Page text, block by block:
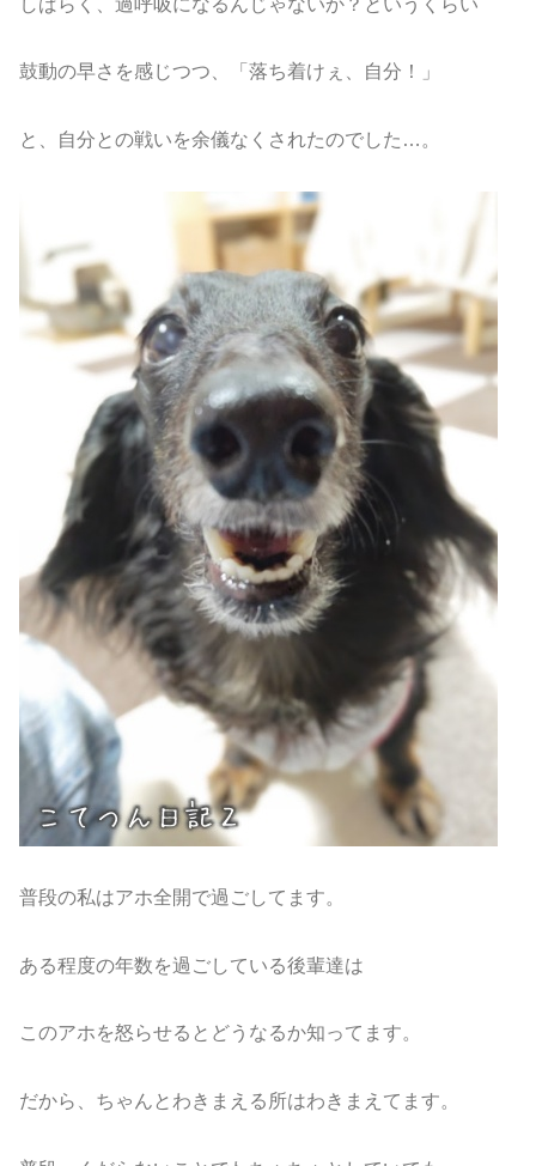
鼓動の早さを感じつつ、「落ち着けぇ、自分！」
と、自分との戦いを余儀なくされたのでした…。
普段の私はアホ全開で過ごしてます。
ある程度の年数を過ごしている後輩達は
このアホを怒らせるとどうなるか知ってます。
だから、ちゃんとわきまえる所はわきまえてます。